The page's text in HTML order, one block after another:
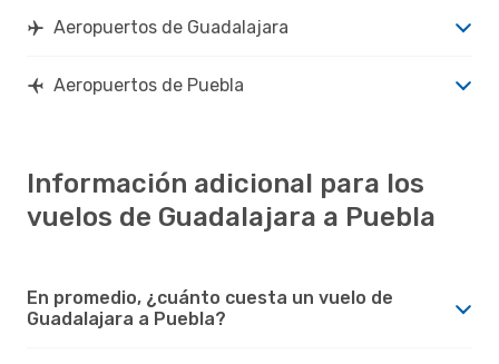
Aeropuertos de Guadalajara
Aeropuertos de Puebla
Información adicional para los
vuelos de Guadalajara a Puebla
En promedio, ¿cuánto cuesta un vuelo de
Guadalajara a Puebla?